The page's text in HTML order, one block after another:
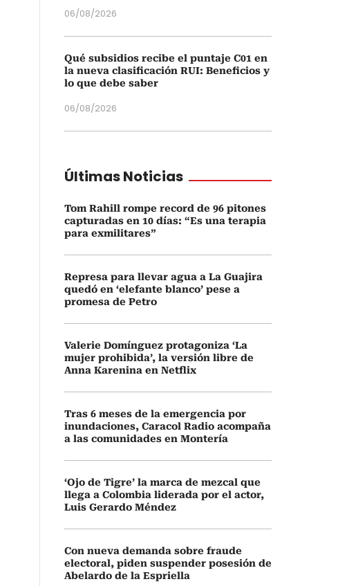
06/08/2026
Qué subsidios recibe el puntaje C01 en
la nueva clasificación RUI: Beneficios y
lo que debe saber
06/08/2026
Últimas Noticias
Tom Rahill rompe record de 96 pitones
capturadas en 10 días: “Es una terapia
para exmilitares”
Represa para llevar agua a La Guajira
quedó en ‘elefante blanco’ pese a
promesa de Petro
Valerie Domínguez protagoniza ‘La
mujer prohibida’, la versión libre de
Anna Karenina en Netflix
Tras 6 meses de la emergencia por
inundaciones, Caracol Radio acompaña
a las comunidades en Montería
‘Ojo de Tigre’ la marca de mezcal que
llega a Colombia liderada por el actor,
Luis Gerardo Méndez
Con nueva demanda sobre fraude
electoral, piden suspender posesión de
Abelardo de la Espriella